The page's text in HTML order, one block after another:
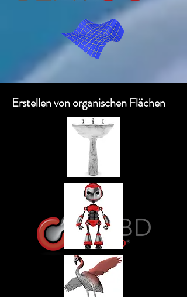
Erstellen von organischen Flächen